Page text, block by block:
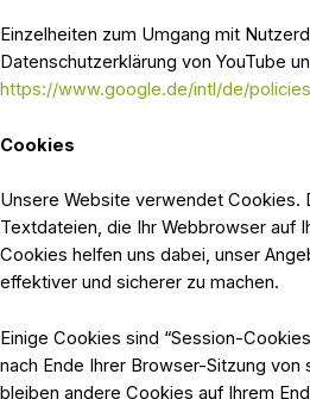
Einzelheiten zum Umgang mit
Datenschutzerklärung von YouTube
https://www.google.de/intl/de/
Cookies
Unsere Website verwendet Cookies.
Textdateien, die Ihr Webbrowser auf
Cookies helfen uns dabei, unser
effektiver und sicherer zu machen.
Einige Cookies sind “Session-
nach Ende Ihrer Browser-Sitzung
bleiben andere Cookies auf Ihrem